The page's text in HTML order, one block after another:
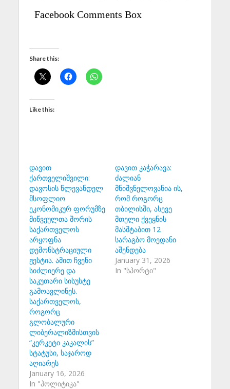
Facebook Comments Box
Share this:
Like this:
დავით
ქართველიშვილი:
დავოსის წლევანდელ
მსოფლიო
ეკონომიკურ ფორუმზე
მიწვეულთა შორის
საქართველოს
არყოფნა
დემონსტრაციული
ჟესტია. ამით ჩვენი
სიძლიერე და
საკუთარი სისუსტე
გამოავლინეს.
საქართველოს,
როგორც
გლობალური
ლიბერალიზმისთვის
“კერკეტი კაკალის”
სტატუსი, საჯაროდ
აღიარეს
January 16, 2026
In "პოლიტიკა"
დავით კაჭარავა:
ძალიან
მნიშვნელოვანია ის,
რომ როგორც
თბილისში, ასევე
მთელი ქვეყნის
მასშტაბით 12
სარაგბო მოედანი
აშენდება
January 31, 2026
In "სპორტი"